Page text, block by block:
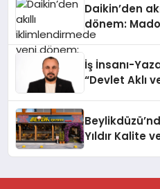
Daikin’den
dönem:
İş İnsanı-
“Devlet Aklı
Yıldır Kalite